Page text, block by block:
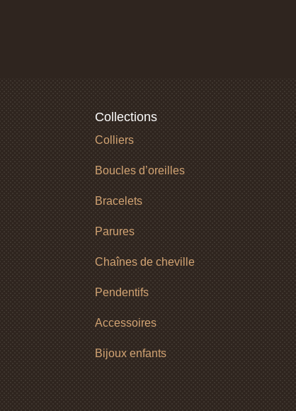
Collections
Colliers
Boucles d’oreilles
Bracelets
Parures
Chaînes de cheville
Pendentifs
Accessoires
Bijoux enfants